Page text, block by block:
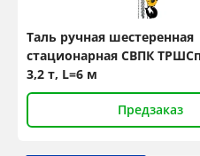
Таль ручная шестеренная
стационарная СВПК
3,2 т, L=6 м
Предзаказ